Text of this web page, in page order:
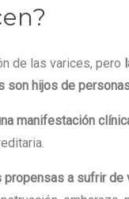
de las varices, pero
son hijos de
manifestación
propensas a sufrir